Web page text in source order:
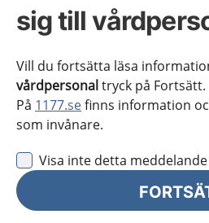
sig till
Vill du fortsätta läsa
vårdpersonaltryck på Fortsätt.
På 1177.sefinns information
som invånare.
Visa inte detta
Jönköpings län
Kronoberg
Norrbotten
Skåne